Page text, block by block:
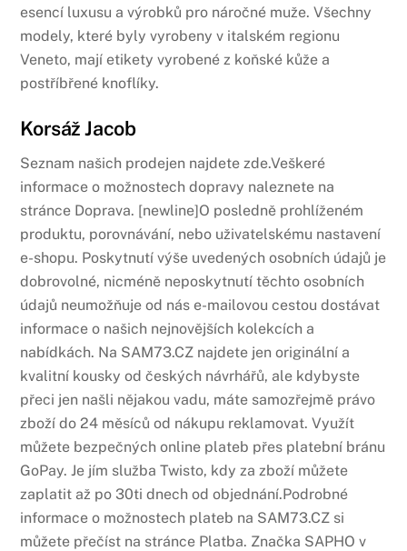
esencí luxusu a výrobků pro náročné muže. Všechny
modely, které byly vyrobeny v italském regionu
Veneto, mají etikety vyrobené z koňské kůže a
postříbřené knoflíky.
Korsáž Jacob
Seznam našich prodejen najdete zde.Veškeré
informace o možnostech dopravy naleznete na
stránce Doprava. [newline]O posledně prohlíženém
produktu, porovnávání, nebo uživatelskému nastavení
e-shopu. Poskytnutí výše uvedených osobních údajů je
dobrovolné, nicméně neposkytnutí těchto osobních
údajů neumožňuje od nás e-mailovou cestou dostávat
informace o našich nejnovějších kolekcích a
nabídkách. Na SAM73.CZ najdete jen originální a
kvalitní kousky od českých návrhářů, ale kdybyste
přeci jen našli nějakou vadu, máte samozřejmě právo
zboží do 24 měsíců od nákupu reklamovat. Využít
můžete bezpečných online plateb přes platební bránu
GoPay. Je jím služba Twisto, kdy za zboží můžete
zaplatit až po 30ti dnech od objednání.Podrobné
informace o možnostech plateb na SAM73.CZ si
můžete přečíst na stránce Platba. Značka SAPHO v